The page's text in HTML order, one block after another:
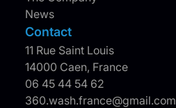
News
Contact
11 Rue Saint Louis
14000 Caen, France
06 45 44 54 62
360.wash.france@gmail.com